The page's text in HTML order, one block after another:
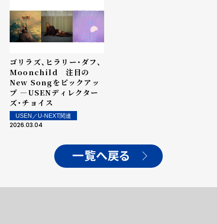
ゴリラズ、ヒラリー・ダフ、
Moonchild 注目の
New Songをピックアッ
プ ―USENディレクター
ズ・チョイス
USEN／U-NEXT関連
2026.03.04
一覧へ戻る